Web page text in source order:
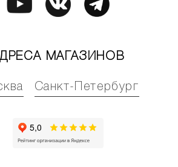
МАГАЗИНОВ
Санкт-Петербург